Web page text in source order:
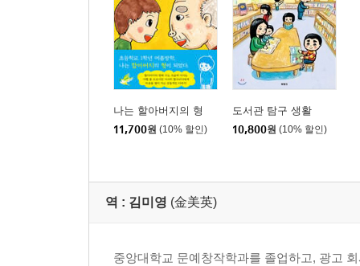
나는 할아버지의 형
11,700원 (10% 할인)
도서관 탐구 생활
10,800원 (10% 할인)
역 : 김미영 (金美英)
중앙대학교 문예창작학과를 졸업하고, 광고